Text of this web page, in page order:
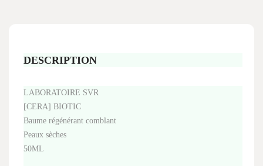
DESCRIPTION
LABORATOIRE SVR
[CERA] BIOTIC
Baume régénérant comblant
Peaux sèches
50ML